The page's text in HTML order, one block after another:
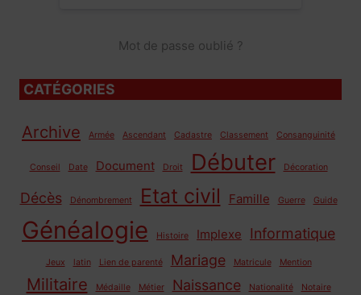
Mot de passe oublié ?
CATÉGORIES
Archive Armée Ascendant Cadastre Classement Consanguinité
Conseil Date Document Droit Débuter Décoration
Décès Dénombrement Etat civil Famille Guerre Guide
Généalogie Histoire Implexe Informatique
Jeux latin Lien de parenté Mariage Matricule Mention
Militaire Médaille Métier Naissance Nationalité Notaire